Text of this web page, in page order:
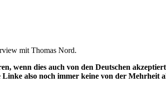
mit Thomas Nord.
wenn dies auch von den Deutschen
also noch immer keine von der Mehrheit